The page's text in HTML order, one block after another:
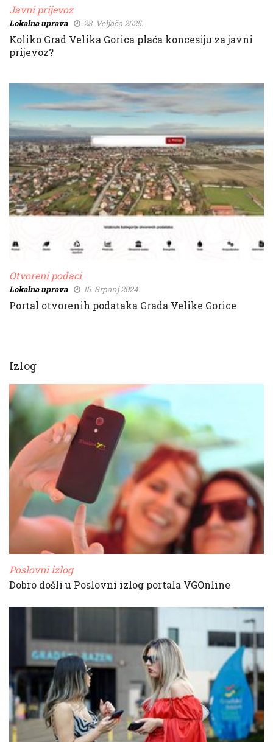
Javni prijevoz
Lokalna uprava 28. Veljača 2025.
Koliko Grad Velika Gorica plaća koncesiju za javni
prijevoz?
Otvoreni podaci
Lokalna uprava 15. Srpanj 2024.
Portal otvorenih podataka Grada Velike Gorice
Izlog
Poslovni izlog
Dobro došli u Poslovni izlog portala VGOnline